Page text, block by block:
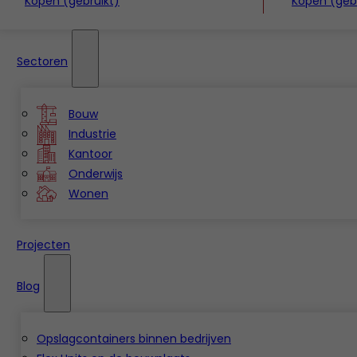
Sectoren
Bouw
Industrie
Kantoor
Onderwijs
Wonen
Projecten
Blog
Opslagcontainers binnen bedrijven